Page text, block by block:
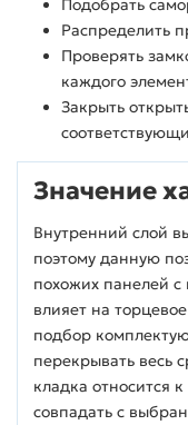
Подобрать
Распределить
Проверять
каждого
Закрыть
Значение
Внутренний слой
поэтому данную
похожих панелей
влияет на
подбор
перекрывать весь
кладка относится
совпадать с